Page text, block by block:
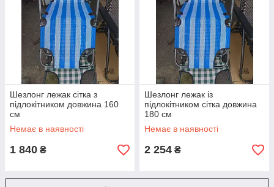
Шезлонг лежак сітка з
підлокітником довжина 160
см
Немає в наявності
1 840 ₴
Шезлонг лежак із
підлокітником сітка довжина
180 см
Немає в наявності
2 254 ₴